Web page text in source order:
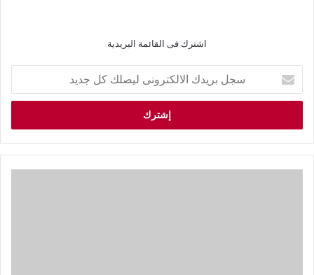
اشترك فى القائمة البريدية